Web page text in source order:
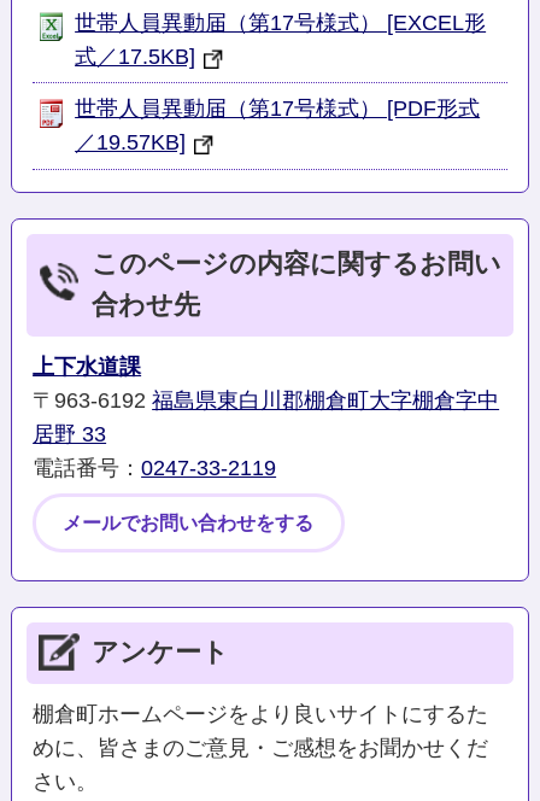
世帯人員異動届（第17号様式） [EXCEL形
式／17.5KB]
世帯人員異動届（第17号様式） [PDF形式
／19.57KB]
このページの内容に関するお問い
合わせ先
上下水道課
〒963-6192福島県東白川郡棚倉町大字棚倉字中
居野 33
電話番号：0247-33-2119
メールでお問い合わせをする
アンケート
棚倉町ホームページをより良いサイトにするた
めに、皆さまのご意見・ご感想をお聞かせくだ
さい。